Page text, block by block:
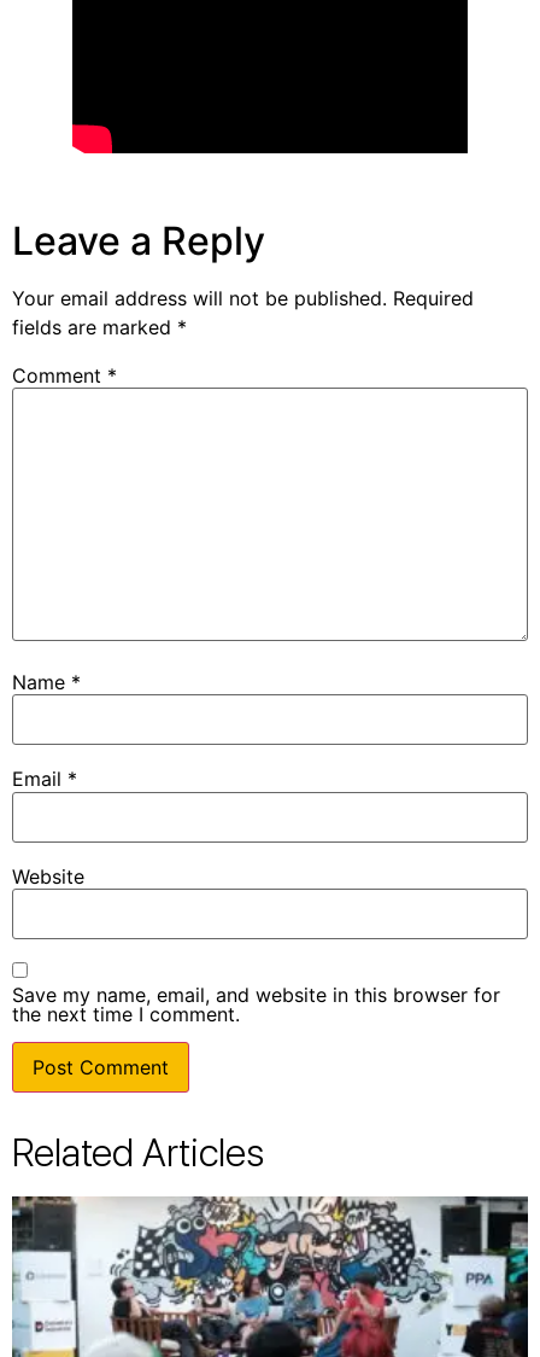
Leave a Reply
Your email address will not be published. Required
fields are marked *
Comment *
Name *
Email *
Website
Save my name, email, and website in this browser for
the next time I comment.
Related Articles